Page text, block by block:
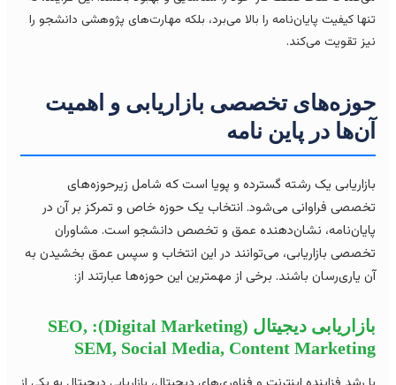
کیفیت پایان‌نامه را بالا می‌برد، بلکه مهارت‌های پژوهشی دانشجو را
تقویت می‌کند.
تخصصی بازاریابی و اهمیت
در پاین نامه
یک رشته گسترده و پویا است که شامل زیرحوزه‌های
فراوانی می‌شود. انتخاب یک حوزه خاص و تمرکز بر آن در
نشان‌دهنده عمق و تخصص دانشجو است. مشاوران
بازاریابی، می‌توانند در این انتخاب و سپس عمق بخشیدن به
یاری‌رسان باشند. برخی از مهمترین این حوزه‌ها عبارتند از:
بازاریابی دیجیتال (Digital Marketing): SEO,
SEM, Social Media, Content